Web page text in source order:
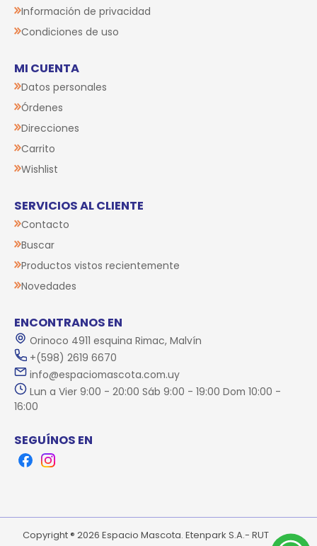
Información de privacidad
Condiciones de uso
MI CUENTA
Datos personales
Órdenes
Direcciones
Carrito
Wishlist
SERVICIOS AL CLIENTE
Contacto
Buscar
Productos vistos recientemente
Novedades
ENCONTRANOS EN
Orinoco 4911 esquina Rimac, Malvín
+(598) 2619 6670
info@espaciomascota.com.uy
Lun a Vier 9:00 - 20:00 Sáb 9:00 - 19:00 Dom 10:00 -
16:00
SEGUÍNOS EN
FacebookInstagram
Copyright ® 2026 Espacio Mascota. Etenpark S.A.- RUT